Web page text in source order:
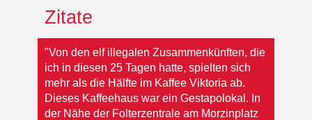
Zitate
"Von den elf illegalen Zusammenkünften, die
ich in diesen 25 Tagen hatte, spielten sich
mehr als die Hälfte im Kaffee Viktoria ab.
Dieses Kaffeehaus war ein Gestapolokal. In
der Nähe der Folterzentrale am Morzinplatz